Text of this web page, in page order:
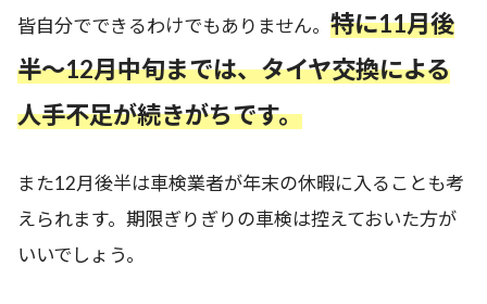
皆自分でできるわけでもありません。 特に11月後
半～12月中旬までは、タイヤ交換による
人手不足が続きがちです。
また12月後半は車検業者が年末の休暇に入ることも考
えられます。期限ぎりぎりの車検は控えておいた方が
いいでしょう。